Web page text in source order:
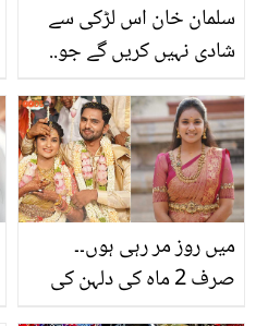
سلمان خان اس لڑکی سے
شادی نہیں کریں گے جو..
خان کے متعلق چونکا دینے
والا دعویٰ
میں روز مر رہی ہوں۔۔
صرف 2 ماہ کی دلہن کی